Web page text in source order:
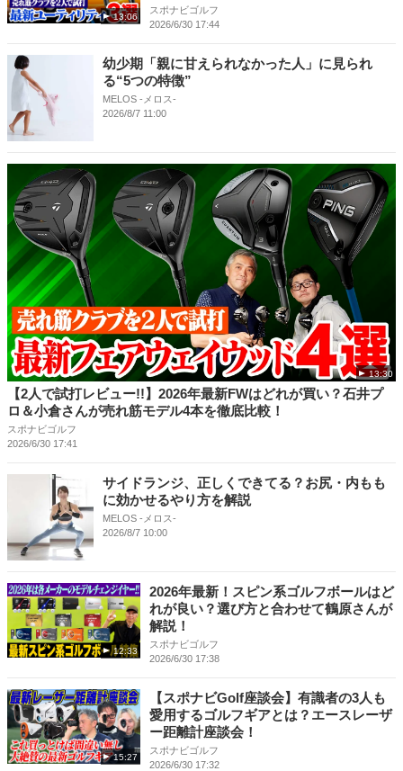
13:06
スポナビゴルフ
2026/6/30 17:44
幼少期「親に甘えられなかった人」に見られ
る“5つの特徴”
MELOS -メロス-
2026/8/7 11:00
13:30
【2人で試打レビュー!!】2026年最新FWはどれが買い？石井プ
ロ＆小倉さんが売れ筋モデル4本を徹底比較！
スポナビゴルフ
2026/6/30 17:41
サイドランジ、正しくできてる？お尻・内もも
に効かせるやり方を解説
MELOS -メロス-
2026/8/7 10:00
12:33
2026年最新！スピン系ゴルフボールはど
れが良い？選び方と合わせて鶴原さんが
解説！
スポナビゴルフ
2026/6/30 17:38
15:27
【スポナビGolf座談会】有識者の3人も
愛用するゴルフギアとは？エースレーザ
ー距離計座談会！
スポナビゴルフ
2026/6/30 17:32